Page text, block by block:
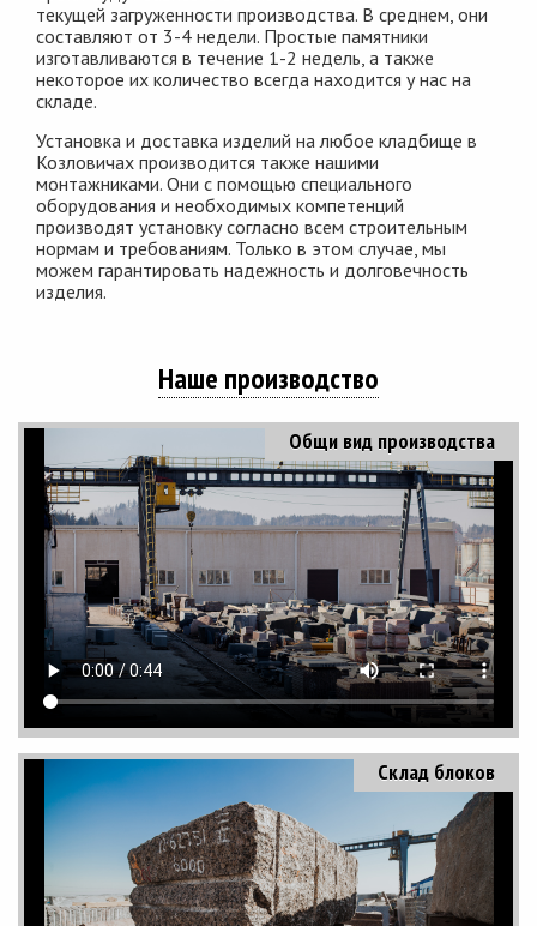
текущей загруженности производства. В среднем, они
составляют от 3-4 недели. Простые памятники
изготавливаются в течение 1-2 недель, а также
некоторое их количество всегда находится у нас на
складе.
Установка и доставка изделий на любое кладбище в
Козловичах производится также нашими
монтажниками. Они с помощью специального
оборудования и необходимых компетенций
производят установку согласно всем строительным
нормам и требованиям. Только в этом случае, мы
можем гарантировать надежность и долговечность
изделия.
Наше производство
Общи вид производства
Склад блоков